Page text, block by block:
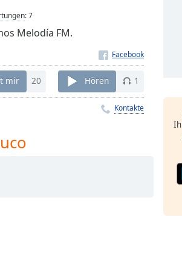
:7
Melodía FM.
mir 20 Hören 1
Kontakte